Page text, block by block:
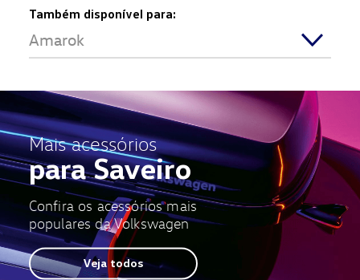
Também disponível para:
Amarok
Mais acessórios
para Saveiro
Confira os acessórios mais
populares da Volkswagen
Veja todos